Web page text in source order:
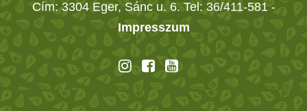
Cím: 3304 Eger, Sánc u. 6. Tel: 36/411-581 -
Impresszum